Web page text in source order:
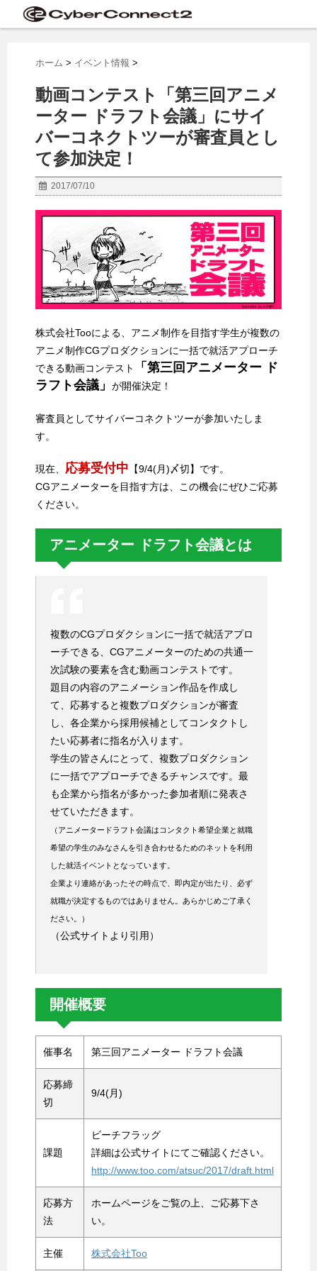
ホーム > イベント情報 >
動画コンテスト「第三回アニメ
ーター ドラフト会議」にサイ
バーコネクトツーが審査員とし
て参加決定！
2017/07/10
株式会社Tooによる、アニメ制作を目指す学生が複数の
アニメ制作CGプロダクションに一括で就活アプローチ
できる動画コンテスト
「第三回アニメーター ド
ラフト会議」
が開催決定！
審査員としてサイバーコネクトツーが参加いたしま
す。
現在、 応募受付中 【9/4(月)〆切】です。
CGアニメーターを目指す方は、この機会にぜひご応募
ください。
アニメーター ドラフト会議とは
複数のCGプロダクションに一括で就活アプロ
ーチできる、CGアニメーターのための共通一
次試験の要素を含む動画コンテストです。
題目の内容のアニメーション作品を作成し
て、応募すると複数プロダクションが審査
し、各企業から採用候補としてコンタクトし
たい応募者に指名が入ります。
学生の皆さんにとって、複数プロダクション
に一括でアプローチできるチャンスです。最
も企業から指名が多かった参加者順に発表さ
せていただきます。
（アニメータードラフト会議はコンタクト希望企業と就職
希望の学生のみなさんを引き合わせるためのネットを利用
した就活イベントとなっています。
企業より連絡があったその時点で、即内定が出たり、必ず
就職が決定するものではありません。あらかじめご了承く
ださい。）
（公式サイトより引用）
開催概要
催事名 第三回アニメーター ドラフト会議
応募締
切
9/4(月)
課題
ビーチフラッグ
詳細は公式サイトにてご確認ください。
http://www.too.com/atsuc/2017/draft.html
応募方
法
ホームページをご覧の上、ご応募下さ
い。
主催 株式会社Too